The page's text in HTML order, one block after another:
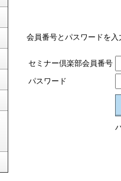
会員番号とパスワードを
セミナー倶楽部会員番号
パスワード